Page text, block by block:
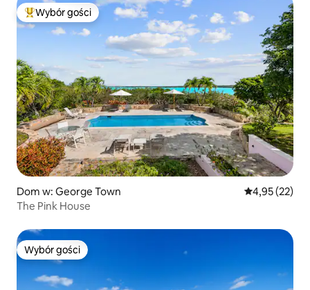
Najpopularniejsze z kategorii Wybór gości
Wybór gości
Dom w: George Town Średnia
4,95 (22)
The Pink House
Wybór gości
Wybór gości